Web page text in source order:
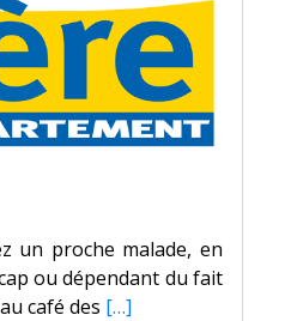
un proche malade, en
ou dépendant du fait
café des […]